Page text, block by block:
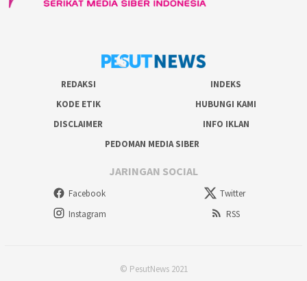
REDAKSI
INDEKS
KODE ETIK
HUBUNGI KAMI
DISCLAIMER
INFO IKLAN
PEDOMAN MEDIA SIBER
JARINGAN SOCIAL
Facebook
Twitter
Instagram
RSS
© PesutNews 2021